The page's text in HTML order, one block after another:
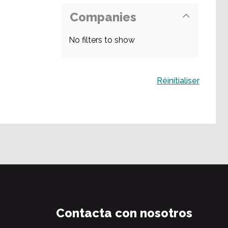
Companies
No filters to show
Réinitialiser
Contacta con nosotros